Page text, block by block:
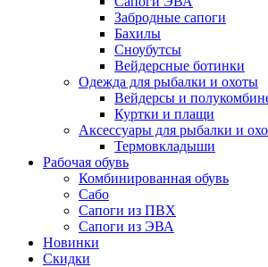
Забродные сапоги
Бахилы
Сноубутсы
Вейдерсные ботинки
Одежда для рыбалки и охоты
Вейдерсы и
Куртки и плащи
Аксессуары для рыбалки и
Термовкладыши
Рабочая обувь
Комбинированная обувь
Сабо
Сапоги из ПВХ
Сапоги из ЭВА
Новинки
Скидки